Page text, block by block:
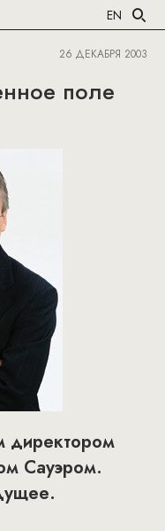
EN
26 ДЕКАБРЯ 2003
поле
директором
Сауэром.